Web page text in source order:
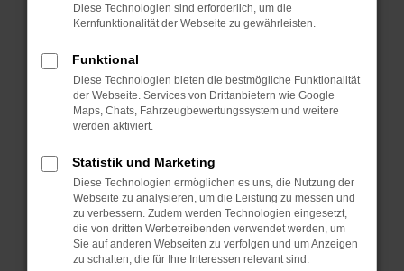
verhindern. Funktioniert die Seite in einem
anderen Browser oder in einem privaten
Starte dein Gerät neu.
Das kann manchmal helfen, vorübergehende
Probleme zu beheben.
Betriebssystem auf dem neuesten Stand
sind.
Veraltete Software birgt nicht nur ein
Sicherheitsrisiko, sondern kann auch dazu
führen, dass bestimmte Funktionen nicht mehr
unterstützt werden.
Diese Technologien sind erforderlich, um die
Kernfunktionalität der Webseite zu gewährleisten.
Funktional
Diese Technologien bieten die bestmögliche Funktionalität
der Webseite. Services von Drittanbietern wie Google
Maps, Chats, Fahrzeugbewertungssystem und weitere
werden aktiviert.
Statistik und Marketing
Diese Technologien ermöglichen es uns, die Nutzung der
Webseite zu analysieren, um die Leistung zu messen und
zu verbessern. Zudem werden Technologien eingesetzt,
die von dritten Werbetreibenden verwendet werden, um
Sie auf anderen Webseiten zu verfolgen und um Anzeigen
zu schalten, die für Ihre Interessen relevant sind.